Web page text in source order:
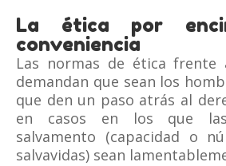
La ética por
conveniencia
Las normas de ética frente
demandan que sean los
que den un paso atrás al
en casos en los que
salvamento (capacidad o
salvavidas) sean